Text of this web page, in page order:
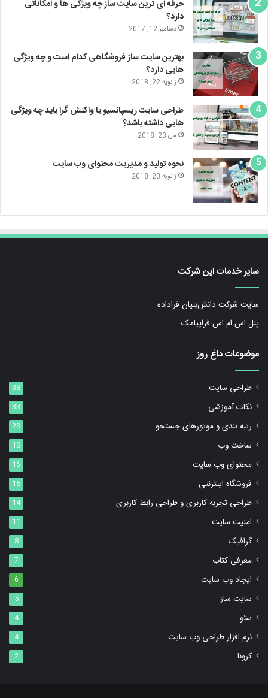
حرفه ای ترین سایت ساز چه ویژگی ها و امکاناتی
دارد؟
دسامبر 12, 2017
بهترین سایت ساز فروشگاهی کدام است و چه ویژگی
هایی دارد؟
ژانویه 22, 2018
طراحی سایت ریسپانسیو یا واکنش گرا باید چه ویژگی
هایی داشته باشد؟
می 23, 2018
نحوه تولید و مدیریت محتوای وب سایت
ژانویه 23, 2018
سایر خدمات این شرکت
سایت شرکت دانش‌بنیان فراداده
پنل اس ام اس فراپیامک
موضوعات داغ روز
طراحی سایت 38
نکات آموزشی 33
رتبه بندی و موتورهای جستجو 23
ساخت وب 18
محتوای وب سایت 16
فروشگاه اینترنتی 15
طراحی تجربه کاربری و طراحی رابط کاربری 14
امنیت سایت 11
گرافیک 8
معرفی کتاب 7
ایجاد وب سایت 6
سایت ساز 5
سئو 4
نرم افزار طراحی وب سایت 4
کرونا 2